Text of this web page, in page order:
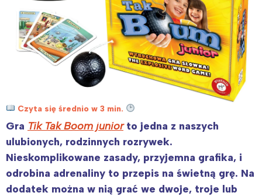
Czyta się średnio w 3 min.
Gra Tik Tak Boom juniorto jedna z naszych
ulubionych, rodzinnych rozrywek.
Nieskomplikowane zasady, przyjemna grafika, i
odrobina adrenaliny to przepis na świetną grę. Na
dodatek można w nią grać we dwoje, troje lub